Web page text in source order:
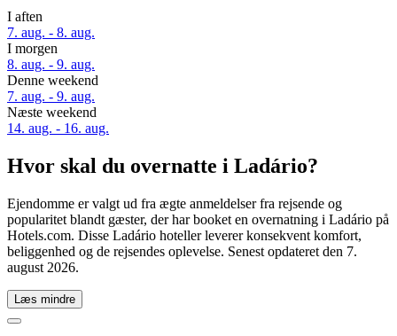
I aften
7. aug. - 8. aug.
I morgen
8. aug. - 9. aug.
Denne weekend
7. aug. - 9. aug.
Næste weekend
14. aug. - 16. aug.
Hvor skal du overnatte i Ladário?
Ejendomme er valgt ud fra ægte anmeldelser fra rejsende og
popularitet blandt gæster, der har booket en overnatning i Ladário på
Hotels.com. Disse Ladário hoteller leverer konsekvent komfort,
beliggenhed og de rejsendes oplevelse. Senest opdateret den 7.
august 2026.
Læs mindre